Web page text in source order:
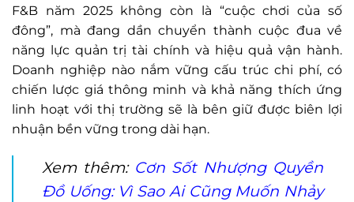
F&B năm 2025 không còn là “cuộc chơi của số
đông”, mà đang dần chuyển thành cuộc đua về
năng lực quản trị tài chính và hiệu quả vận hành.
Doanh nghiệp nào nắm vững cấu trúc chi phí, có
chiến lược giá thông minh và khả năng thích ứng
linh hoạt với thị trường sẽ là bên giữ được biên lợi
nhuận bền vững trong dài hạn.
Xem thêm: Cơn Sốt Nhượng Quyền
Đồ Uống: Vì Sao Ai Cũng Muốn Nhảy